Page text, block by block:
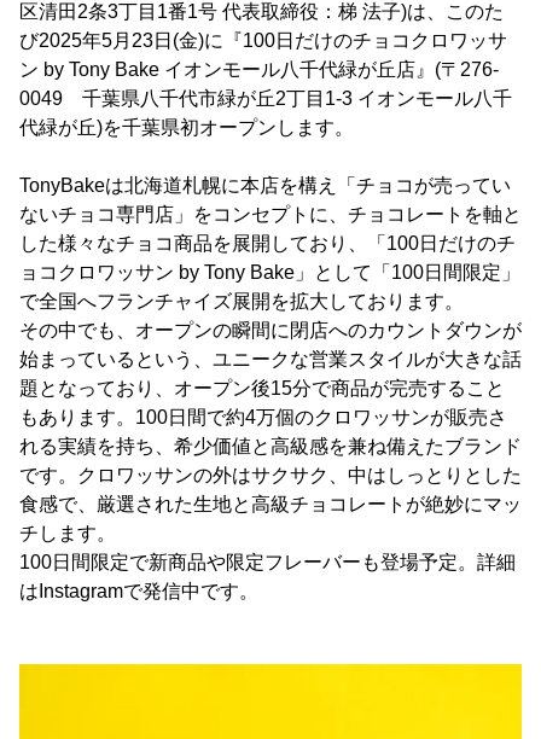
区清田2条3丁目1番1号 代表取締役：梯 法子)は、このた
び2025年5月23日(金)に『100日だけのチョコクロワッサ
ン by Tony Bake イオンモール八千代緑が丘店』(〒276-
0049 千葉県八千代市緑が丘2丁目1-3 イオンモール八千
代緑が丘)を千葉県初オープンします。
TonyBakeは北海道札幌に本店を構え「チョコが売ってい
ないチョコ専門店」をコンセプトに、チョコレートを軸と
した様々なチョコ商品を展開しており、「100日だけのチ
ョコクロワッサン by Tony Bake」として「100日間限定」
で全国へフランチャイズ展開を拡大しております。
その中でも、オープンの瞬間に閉店へのカウントダウンが
始まっているという、ユニークな営業スタイルが大きな話
題となっており、オープン後15分で商品が完売すること
もあります。100日間で約4万個のクロワッサンが販売さ
れる実績を持ち、希少価値と高級感を兼ね備えたブランド
です。クロワッサンの外はサクサク、中はしっとりとした
食感で、厳選された生地と高級チョコレートが絶妙にマッ
チします。
100日間限定で新商品や限定フレーバーも登場予定。詳細
はInstagramで発信中です。